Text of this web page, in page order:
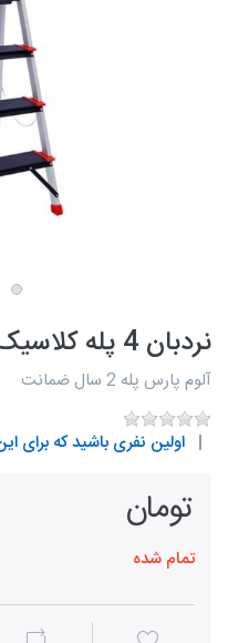
نردبان 4 پله کلاسیک
آلوم پارس پله 2 سال ضمانت
اولین نفری باشید که برای
تومان
تمام شده